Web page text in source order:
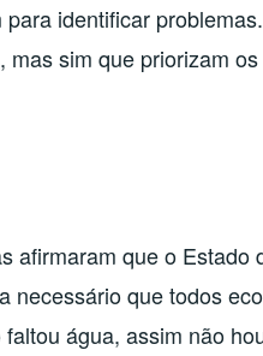
identificar
mas sim que priorizam
afirmaram que o
necessário que todos
água, assim não